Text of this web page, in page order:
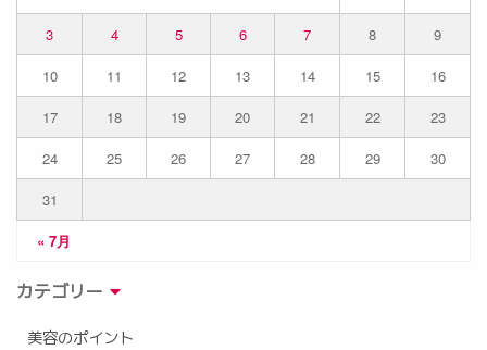
« 7月
3
4 5 6 7 8
9
10
11 12 13 14 15
16
17
18 19 20 21 22
23
24
25 26 27 28 29
30
31
カテゴリー
美容のポイント